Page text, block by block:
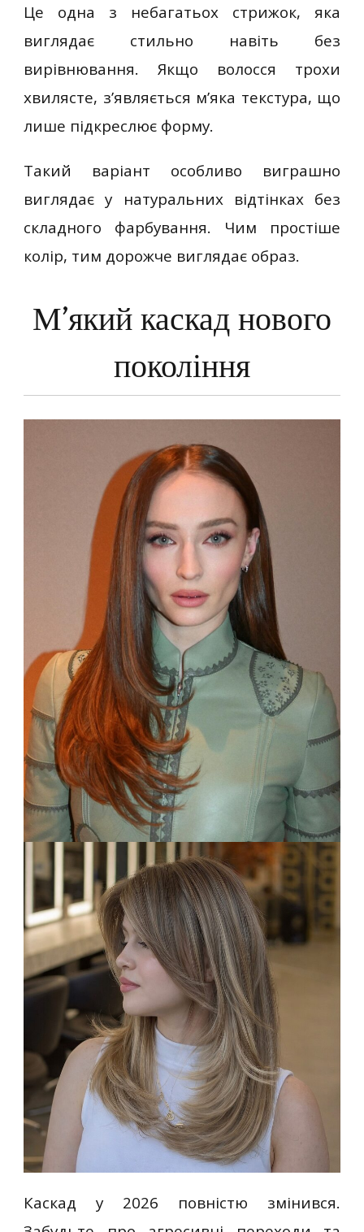
Це одна з небагатьох стрижок, яка
виглядає стильно навіть без
вирівнювання. Якщо волосся трохи
хвилясте, з’являється м’яка текстура, що
лише підкреслює форму.
Такий варіант особливо виграшно
виглядає у натуральних відтінках без
складного фарбування. Чим простіше
колір, тим дорожче виглядає образ.
М’який каскад нового
покоління
Каскад у 2026 повністю змінився.